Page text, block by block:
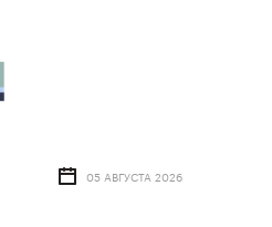
05 АВГУСТА 2026